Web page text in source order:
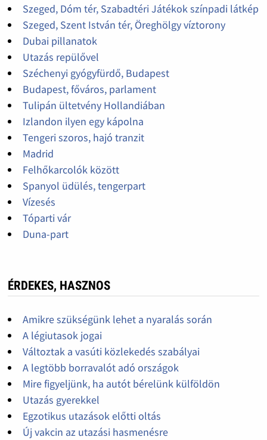
Szeged, Dóm tér, Szabadtéri Játékok színpadi látkép
Szeged, Szent István tér, Öreghölgy víztorony
Dubai pillanatok
Utazás repülővel
Széchenyi gyógyfürdő, Budapest
Budapest, főváros, parlament
Tulipán ültetvény Hollandiában
Izlandon ilyen egy kápolna
Tengeri szoros, hajó tranzit
Madrid
Felhőkarcolók között
Spanyol üdülés, tengerpart
Vízesés
Tóparti vár
Duna-part
ÉRDEKES, HASZNOS
Amikre szükségünk lehet a nyaralás során
A légiutasok jogai
Változtak a vasúti közlekedés szabályai
A legtöbb borravalót adó országok
Mire figyeljünk, ha autót bérelünk külföldön
Utazás gyerekkel
Egzotikus utazások előtti oltás
Új vakcin az utazási hasmenésre